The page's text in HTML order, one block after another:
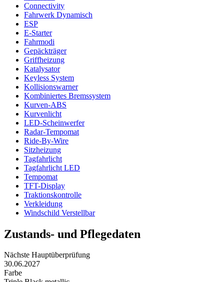
Connectivity
Fahrwerk Dynamisch
ESP
E-Starter
Fahrmodi
Gepäckträger
Griffheizung
Katalysator
Keyless System
Kollisionswarner
Kombiniertes Bremssystem
Kurven-ABS
Kurvenlicht
LED-Scheinwerfer
Radar-Tempomat
Ride-By-Wire
Sitzheizung
Tagfahrlicht
Tagfahrlicht LED
Tempomat
TFT-Display
Traktionskontrolle
Verkleidung
Windschild Verstellbar
Zustands- und Pflegedaten
Nächste Hauptüberprüfung
30.06.2027
Farbe